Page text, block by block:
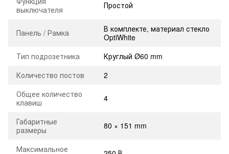
выключателя
Простой
Панель / Рамка
В комплекте, материал стекло
OptiWhite
Тип подрозетника
Круглый Ø60 mm
Количество постов
2
Общее количество
клавиш
4
Габаритные
размеры
80 × 151 mm
Максимальное